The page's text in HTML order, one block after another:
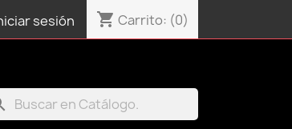
sesión shopping_cart Carrito: (0)